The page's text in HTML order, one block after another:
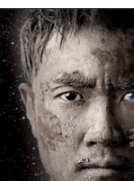
레이니아
다방면의 깊은 관심과
비주류이자 진화하는
구독하기
구독하기